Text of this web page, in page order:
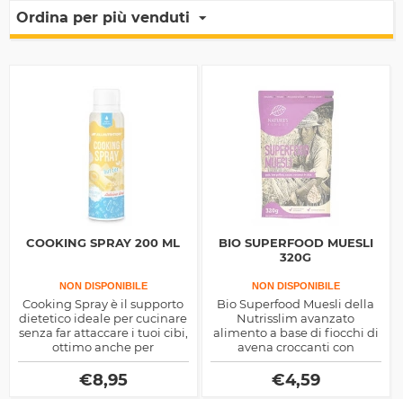
Ordina per più venduti
COOKING SPRAY 200 ML
NON DISPONIBILE
Cooking Spray è il supporto
dietetico ideale per cucinare
senza far attaccare i tuoi cibi,
ottimo anche per
aromatizzare gli alimenti,
fornisce solo 2 calorie per
puff
€8,95
BIO SUPERFOOD MUESLI
320G
NON DISPONIBILE
Bio Superfood Muesli della
Nutrisslim avanzato
alimento a base di fiocchi di
avena croccanti con
aggiunta di Cocco, Uva e
semi di Chia, Goji e Cacao
tutti di origine biologica
€4,59